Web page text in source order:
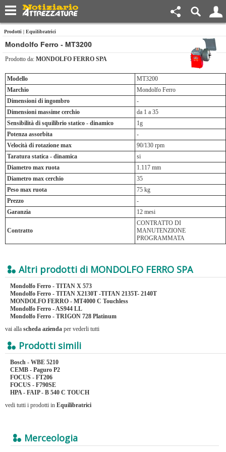
Prodotti | Equilibratrici
Mondolfo Ferro - MT3200
Prodotto da: MONDOLFO FERRO SPA
Modello
MT3200
Marchio
Mondolfo Ferro
Dimensioni di ingombro
-
Dimensioni massime cerchio
da 1 a 35
Sensibilità di squilibrio statico - dinamico
1g
Potenza assorbita
-
Velocità di rotazione max
90/130 rpm
Taratura statica - dinamica
si
Diametro max ruota
1.117 mm
Diametro max cerchio
35
Peso max ruota
75 kg
Prezzo
-
Garanzia
12 mesi
Contratto
CONTRATTO DI
MANUTENZIONE
PROGRAMMATA
Altri prodotti di MONDOLFO FERRO SPA
Mondolfo Ferro - TITAN X 573
Mondolfo Ferro - TITAN X2130T -TITAN 2135T- 2140T
MONDOLFO FERRO - MT4000 C Touchless
Mondolfo Ferro - AS944 LL
Mondolfo Ferro - TRIGON 728 Platinum
vai alla scheda azienda per vederli tutti
Prodotti simili
Bosch - WBE 5210
CEMB - Paguro P2
FOCUS - FT206
FOCUS - F790SE
HPA - FAIP - B 540 C TOUCH
vedi tutti i prodotti in Equilibratrici
Merceologia